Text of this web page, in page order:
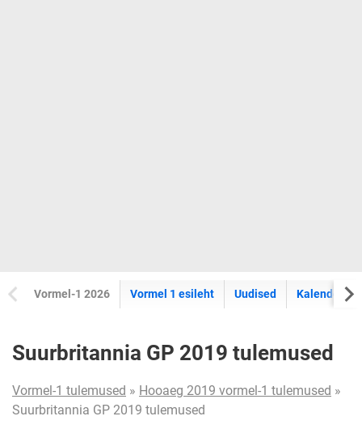
Vormel-1 2026 Vormel 1 esileht Uudised Kalender
Suurbritannia GP 2019 tulemused
Vormel-1 tulemused » Hooaeg 2019 vormel-1 tulemused »
Suurbritannia GP 2019 tulemused